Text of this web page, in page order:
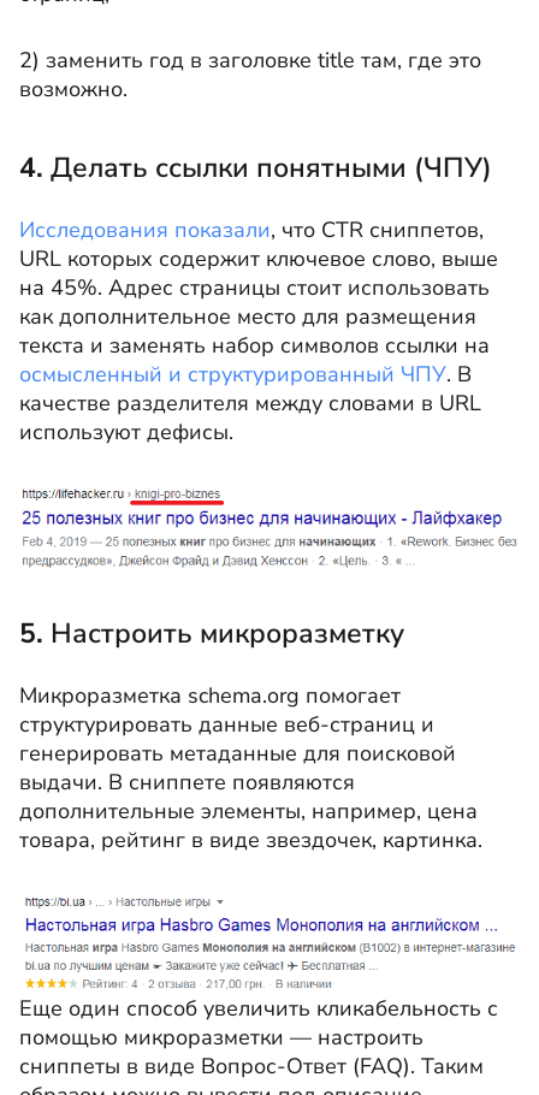
2) заменить год в заголовке title там, где это
возможно.
4. Делать ссылки понятными (ЧПУ)
Исследования показали, что CTR сниппетов,
URL которых содержит ключевое слово, выше
на 45%. Адрес страницы стоит использовать
как дополнительное место для размещения
текста и заменять набор символов ссылки на
осмысленный и структурированный ЧПУ. В
качестве разделителя между словами в URL
используют дефисы.
5. Настроить микроразметку
Микроразметка schema.org помогает
структурировать данные веб-страниц и
генерировать метаданные для поисковой
выдачи. В сниппете появляются
дополнительные элементы, например, цена
товара, рейтинг в виде звездочек, картинка.
Еще один способ увеличить кликабельность с
помощью микроразметки — настроить
сниппеты в виде Вопрос-Ответ (FAQ). Таким